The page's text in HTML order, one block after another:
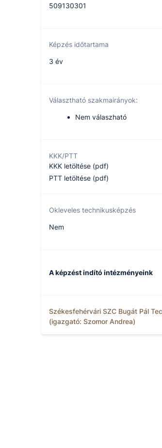
509130301
Képzés időtartama
3 év
Választható szakmairányok:
Nem válaszható
KKK/PTT
KKK letöltése (pdf)
PTT letöltése (pdf)
Okleveles technikusképzés
Nem
A képzést indító intézményeink
Székesfehérvári SZC Bugát Pál
(igazgató: Szomor Andrea)